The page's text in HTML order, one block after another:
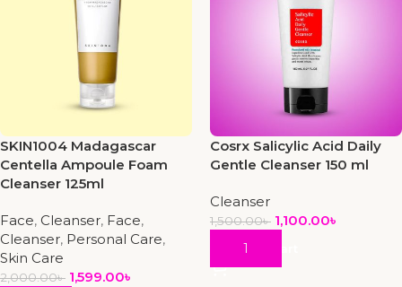
SKIN1004 Madagascar
Centella Ampoule Foam
Cleanser 125ml
Face, Cleanser, Face,
Cleanser, Personal Care,
Skin Care
2,000.00৳ 1,599.00৳
Cosrx Salicylic Acid Daily
Gentle Cleanser 150 ml
Cleanser
1,500.00৳ 1,100.00৳
Add To Cart